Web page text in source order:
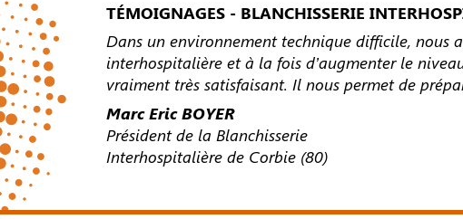
TÉMOIGNAGES - BLANCHISSERIE
Dans un environnement technique difficile, nous
interhospitalière et à la fois d’augmenter le
vraiment très satisfaisant. Il nous permet de
Marc Eric BOYER
Président de la Blanchisserie
Interhospitalière de Corbie (80)